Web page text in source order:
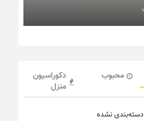
محبوب
دکوراسیون
منزل
دسته‌بندی نشده